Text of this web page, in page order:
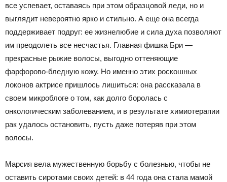
все успевает, оставаясь при этом образцовой леди, но и
выглядит невероятно ярко и стильно. А еще она всегда
поддерживает подруг: ее жизнелюбие и сила духа позволяют
им преодолеть все несчастья. Главная фишка Бри —
прекрасные рыжие волосы, выгодно оттеняющие
фарфорово-бледную кожу. Но именно этих роскошных
локонов актрисе пришлось лишиться: она рассказала в
своем микроблоге о том, как долго боролась с
онкологическим заболеванием, и в результате химиотерапии
рак удалось остановить, пусть даже потеряв при этом
волосы.
Марсия вела мужественную борьбу с болезнью, чтобы не
оставить сиротами своих детей: в 44 года она стала мамой